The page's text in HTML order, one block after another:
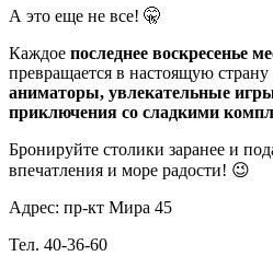
А это еще не все! 🤫
Каждое последнее воскресенье
превращается в настоящую
аниматоры, увлекательные
приключения со сладкими
Бронируйте столики заранее и
впечатления и море радости! 😉
Адрес: пр-кт Мира 45
Тел. 40-36-60